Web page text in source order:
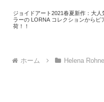
ジョイドアート2021春夏新作：大人
ラーの LORNA コレクションからピ
荷！！
ホーム Helena